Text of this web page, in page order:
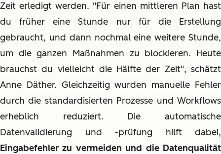
Zeit erledigt werden. "Für einen mittleren Plan hast
du früher eine Stunde nur für die Erstellung
gebraucht, und dann nochmal eine weitere Stunde,
um die ganzen Maßnahmen zu blockieren. Heute
brauchst du vielleicht die Hälfte der Zeit", schätzt
Anne Däther. Gleichzeitig wurden manuelle Fehler
durch die standardisierten Prozesse und Workflows
erheblich reduziert. Die automatische
Datenvalidierung und -prüfung hilft dabei,
Eingabefehler zu vermeiden und die Datenqualität